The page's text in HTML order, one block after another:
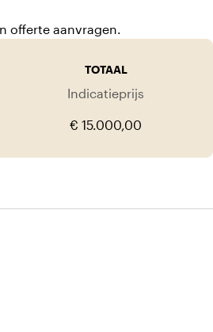
offerte aanvragen.
TOTAAL
Indicatieprijs
€ 15.000,00